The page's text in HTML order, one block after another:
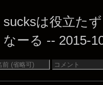
sucksは役立た
なーる -- 2015-